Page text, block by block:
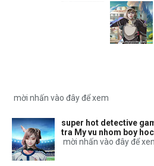
mời nhấn vào đây để xem
super hot detective
tra My vu nhom boy
mời nhấn vào đây để